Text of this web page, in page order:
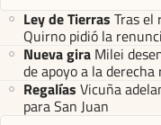
Ley de Tierras Tras el
Quirno pidió la
Nueva gira Milei
de apoyo a la
Regalías Vicuña
para San Juan